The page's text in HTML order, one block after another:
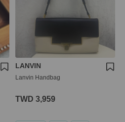
LANVIN
Lanvin Handbag
TWD 3,959